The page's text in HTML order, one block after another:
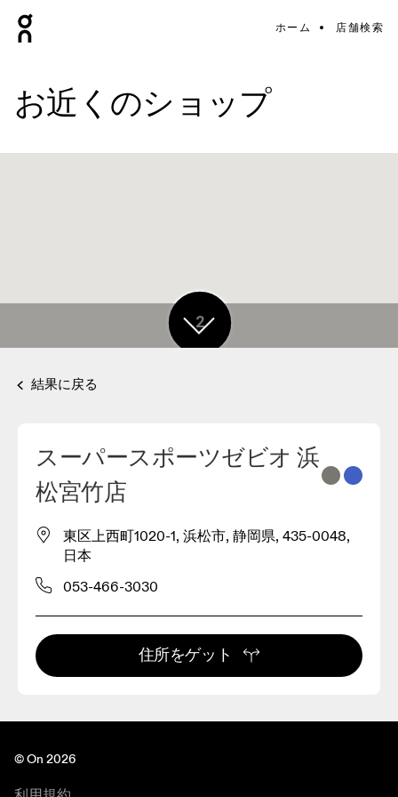
ホーム 店舗検索
お近くのショップ
2
結果に戻る
スーパースポーツゼビオ 浜
松宮竹店
東区上西町1020-1, 浜松市, 静岡県, 435-0048,
日本
053-466-3030
住所をゲット
© On 2026